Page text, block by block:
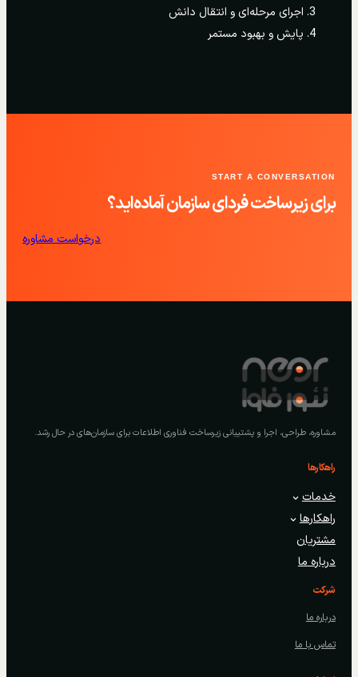
اجرای مرحله‌ای و انتقال دانش
پایش و بهبود مستمر
START A CONVERSATION
برای زیرساخت فردای سازمان آماده‌اید؟
درخواست مشاوره
مشاوره، طراحی، اجرا و پشتیبانی زیرساخت فناوری اطلاعات برای سازمان‌های در حال رشد.
راهکارها
خدمات
راهکارها
مشتریان
درباره ما
شرکت
درباره ما
تماس با ما